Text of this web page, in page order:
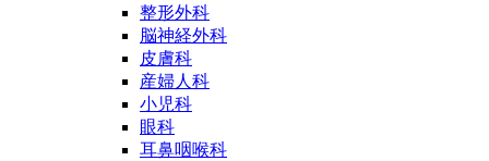
整形外科
脳神経外科
皮膚科
産婦人科
小児科
眼科
耳鼻咽喉科